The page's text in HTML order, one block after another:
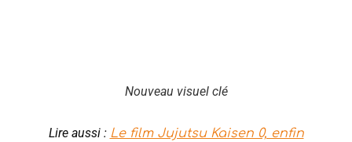
Nouveau visuel clé
Lire aussi : Le film Jujutsu Kaisen 0, enfin